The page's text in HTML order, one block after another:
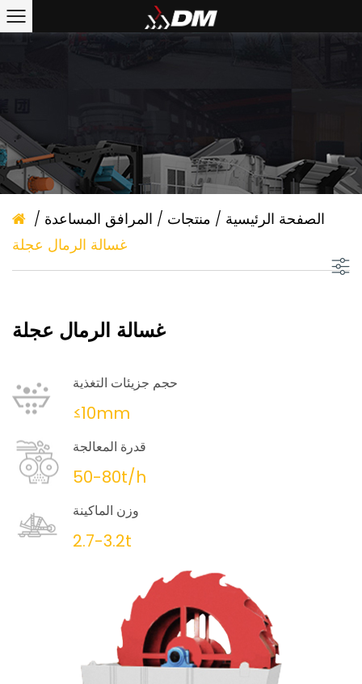
الصفحة الرئيسية / منتجات / المرافق المساعدة /
غسالة الرمال عجلة
غسالة الرمال عجلة
حجم جزيئات التغذية
≤10mm
قدرة المعالجة
50-80t/h
وزن الماكينة
2.7-3.2t